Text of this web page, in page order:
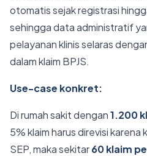
otomatis sejak registrasi
sehingga data administratif
pelayanan klinis selaras
dalam klaim BPJS.
Use-case konkret:
Di rumah sakit dengan1.200
5% klaim harus direvisi karena
SEP, maka sekitar60 klaim